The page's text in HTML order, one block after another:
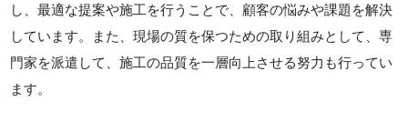
し、最適な提案や施工を行うことで、顧客の悩みや課題を解決
しています。また、現場の質を保つための取り組みとして、専
門家を派遣して、施工の品質を一層向上させる努力も行ってい
ます。